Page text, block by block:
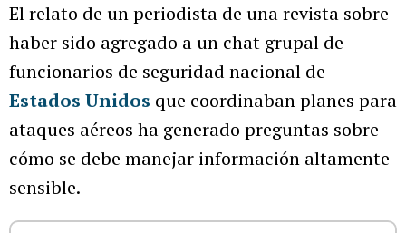
El relato de un periodista de una revista sobre
haber sido agregado a un chat grupal de
funcionarios de seguridad nacional de
Estados Unidos que coordinaban planes para
ataques aéreos ha generado preguntas sobre
cómo se debe manejar información altamente
sensible.